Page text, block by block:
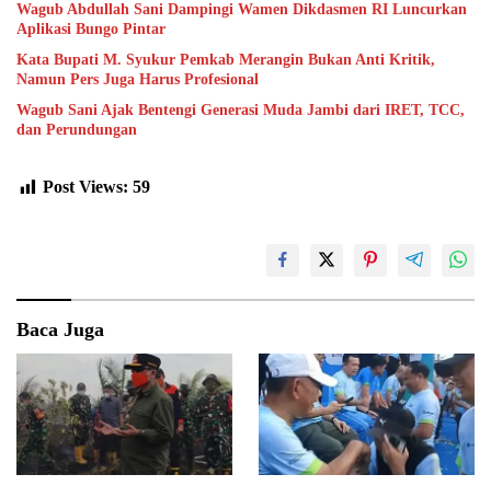
Wagub Abdullah Sani Dampingi Wamen Dikdasmen RI Luncurkan
Aplikasi Bungo Pintar
Kata Bupati M. Syukur Pemkab Merangin Bukan Anti Kritik,
Namun Pers Juga Harus Profesional
Wagub Sani Ajak Bentengi Generasi Muda Jambi dari IRET, TCC,
dan Perundungan
Post Views: 59
Baca Juga